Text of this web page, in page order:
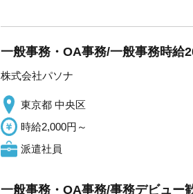
一般事務・OA事務/一般事務時給
株式会社パソナ
東京都 中央区
時給2,000円～
派遣社員
一般事務・OA事務/事務デビュー